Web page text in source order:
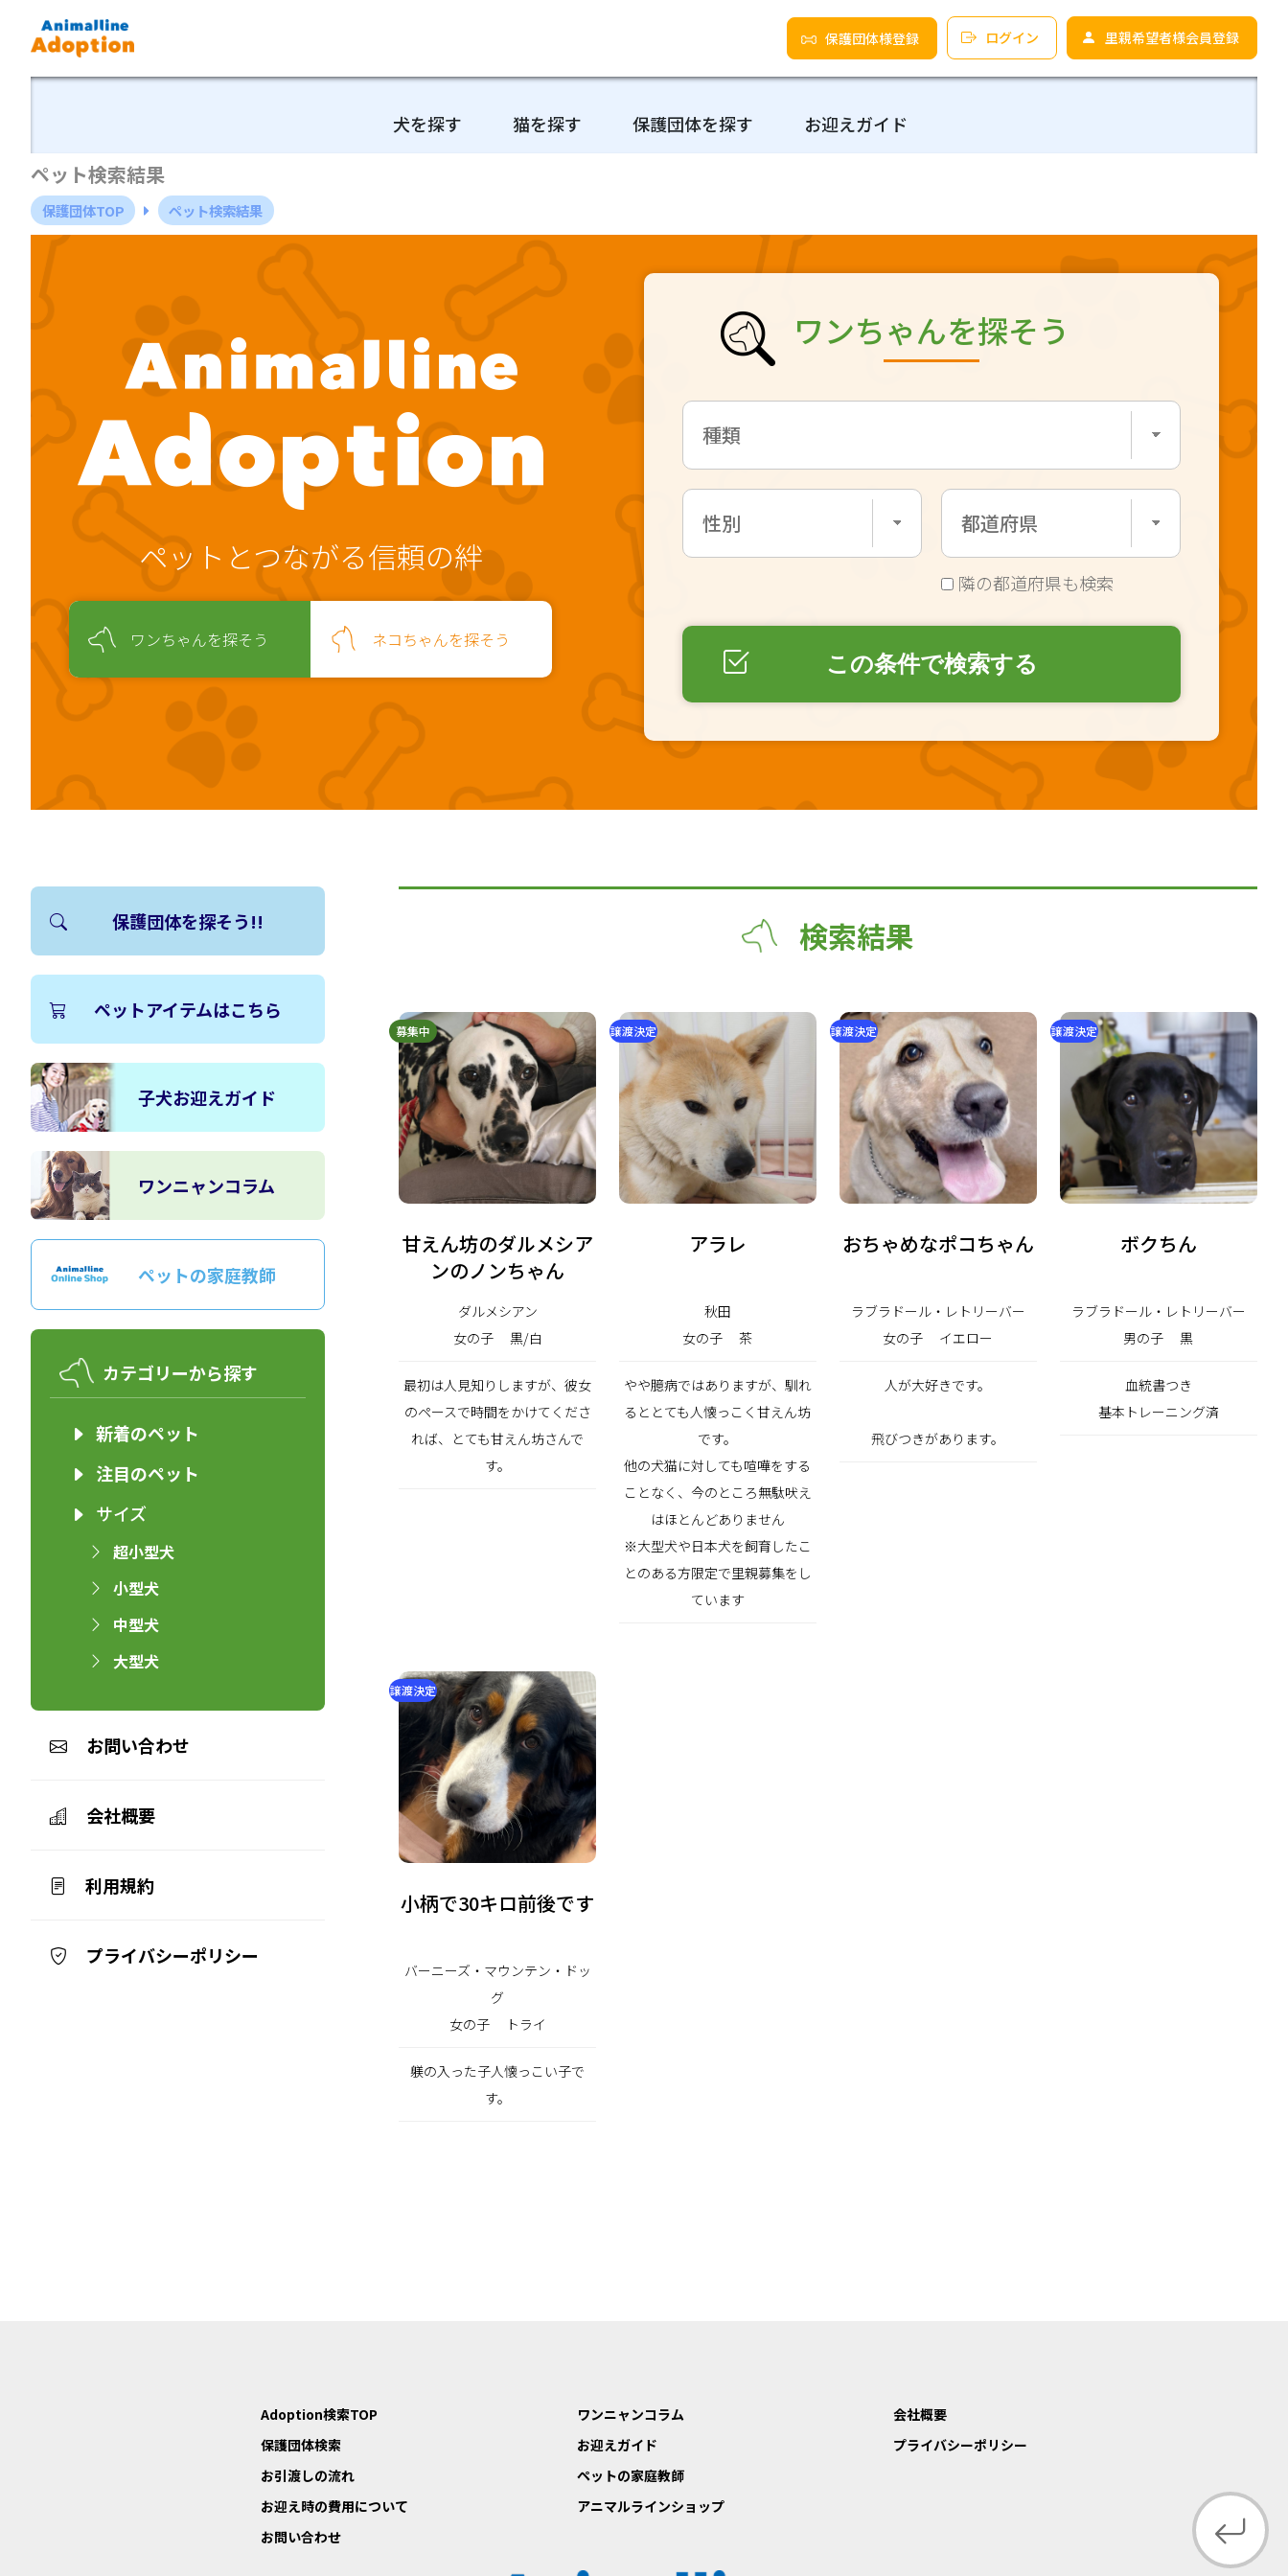
保護団体様登録 ログイン 里親希望者様会員登録
犬を探す 猫を探す 保護団体を探す お迎えガイド
ペット検索結果
保護団体TOP ペット検索結果
ペットとつながる信頼の絆
ワンちゃんを探そう ネコちゃんを探そう
ワンちゃんを探そう
隣の都道府県も検索
この条件で検索する
検索結果
募集中
甘えん坊のダルメシア
ンのノンちゃん
ダルメシアン
女の子
黒/白
最初は人見知りしますが、彼女
のペースで時間をかけてくださ
れば、とても甘えん坊さんで
す。
譲渡決定
アラレ
秋田
女の子
茶
やや臆病ではありますが、馴れ
るととても人懐っこく甘えん坊
です。
他の犬猫に対しても喧嘩をする
ことなく、今のところ無駄吠え
はほとんどありません
※大型犬や日本犬を飼育したこ
とのある方限定で里親募集をし
ています
譲渡決定
おちゃめなポコちゃん
ラブラドール・レトリーバー
女の子
イエロー
人が大好きです。
飛びつきがあります。
譲渡決定
ボクちん
ラブラドール・レトリーバー
男の子
黒
血統書つき
基本トレーニング済
譲渡決定
小柄で30キロ前後です
バーニーズ・マウンテン・ドッ
グ
女の子
トライ
躾の入った子人懐っこい子で
す。
保護団体を探そう!!
ペットアイテムはこちら
子犬お迎えガイド
ワンニャンコラム
ペットの家庭教師
カテゴリーから探す
新着のペット
注目のペット
サイズ
超小型犬
小型犬
中型犬
大型犬
お問い合わせ
会社概要
利用規約
プライバシーポリシー
Adoption検索TOP
保護団体検索
お引渡しの流れ
お迎え時の費用について
お問い合わせ
ワンニャンコラム
お迎えガイド
ペットの家庭教師
アニマルラインショップ
会社概要
プライバシーポリシー